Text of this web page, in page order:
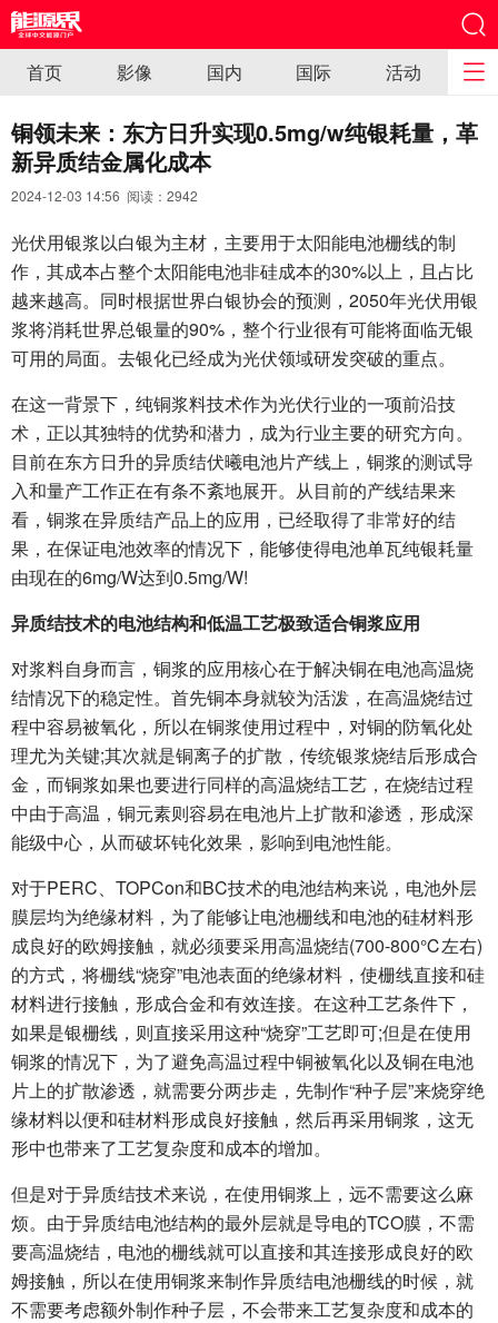
首页 影像 国内 国际 活动
铜领未来：东方日升实现0.5mg/w纯银耗量，革
新异质结金属化成本
2024-12-03 14:56 阅读： 2942
光伏用银浆以白银为主材，主要用于太阳能电池栅线的制
作，其成本占整个太阳能电池非硅成本的30%以上，且占比
越来越高。同时根据世界白银协会的预测，2050年光伏用银
浆将消耗世界总银量的90%，整个行业很有可能将面临无银
可用的局面。去银化已经成为光伏领域研发突破的重点。
在这一背景下，纯铜浆料技术作为光伏行业的一项前沿技
术，正以其独特的优势和潜力，成为行业主要的研究方向。
目前在东方日升的异质结伏曦电池片产线上，铜浆的测试导
入和量产工作正在有条不紊地展开。从目前的产线结果来
看，铜浆在异质结产品上的应用，已经取得了非常好的结
果，在保证电池效率的情况下，能够使得电池单瓦纯银耗量
由现在的6mg/W达到0.5mg/W!
异质结技术的电池结构和低温工艺极致适合铜浆应用
对浆料自身而言，铜浆的应用核心在于解决铜在电池高温烧
结情况下的稳定性。首先铜本身就较为活泼，在高温烧结过
程中容易被氧化，所以在铜浆使用过程中，对铜的防氧化处
理尤为关键;其次就是铜离子的扩散，传统银浆烧结后形成合
金，而铜浆如果也要进行同样的高温烧结工艺，在烧结过程
中由于高温，铜元素则容易在电池片上扩散和渗透，形成深
能级中心，从而破坏钝化效果，影响到电池性能。
对于PERC、TOPCon和BC技术的电池结构来说，电池外层
膜层均为绝缘材料，为了能够让电池栅线和电池的硅材料形
成良好的欧姆接触，就必须要采用高温烧结(700-800℃左右)
的方式，将栅线“烧穿”电池表面的绝缘材料，使栅线直接和硅
材料进行接触，形成合金和有效连接。在这种工艺条件下，
如果是银栅线，则直接采用这种“烧穿”工艺即可;但是在使用
铜浆的情况下，为了避免高温过程中铜被氧化以及铜在电池
片上的扩散渗透，就需要分两步走，先制作“种子层”来烧穿绝
缘材料以便和硅材料形成良好接触，然后再采用铜浆，这无
形中也带来了工艺复杂度和成本的增加。
但是对于异质结技术来说，在使用铜浆上，远不需要这么麻
烦。由于异质结电池结构的最外层就是导电的TCO膜，不需
要高温烧结，电池的栅线就可以直接和其连接形成良好的欧
姆接触，所以在使用铜浆来制作异质结电池栅线的时候，就
不需要考虑额外制作种子层，不会带来工艺复杂度和成本的